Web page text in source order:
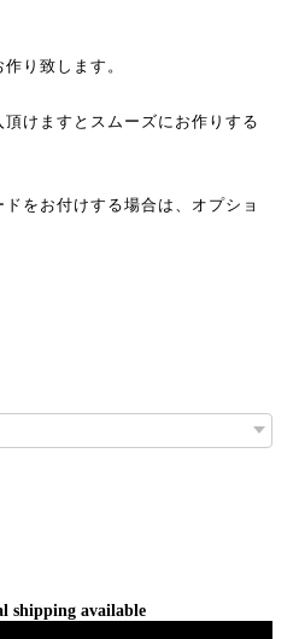
り致します。
けますとスムーズにお作りする
をお付けする場合は、オプショ
shipping available